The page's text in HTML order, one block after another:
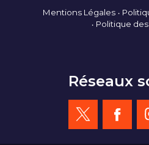
Mentions Légales
Politique
Réseaux